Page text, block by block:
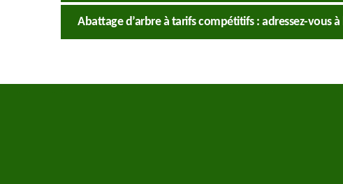
Abattage d’arbre à tarifs compétitifs : adressez-vous